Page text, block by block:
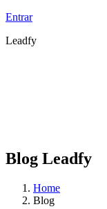
Entrar
Leadfy
Blog Leadfy
Home
Blog